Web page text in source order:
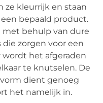
ze kleurrijk en staan
bepaald product.
behulp van dure
zorgen voor een
wordt het afgeraden
te knutselen. De
dient genoeg
het namelijk in.